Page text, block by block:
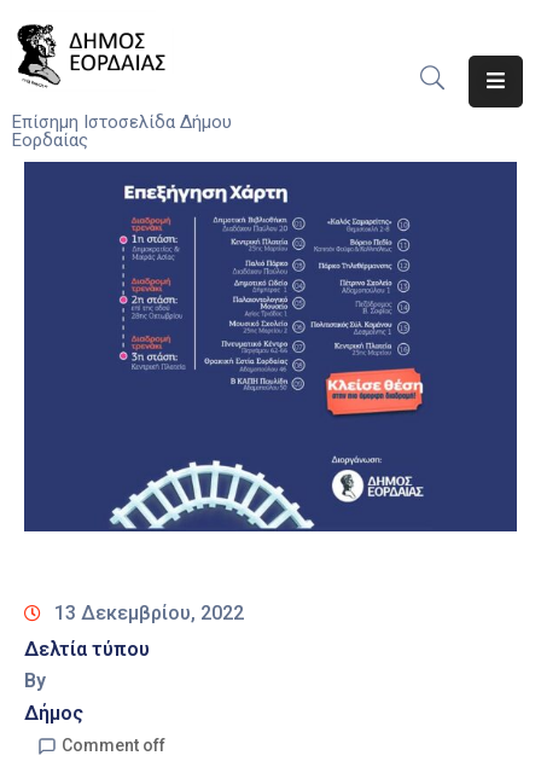
Επίσημη Ιστοσελίδα Δήμου
Εορδαίας
Ο
Τηλέφωνα
13 Δεκεμβρίου, 2022
Δελτία τύπου
By
Δήμος
Comment off